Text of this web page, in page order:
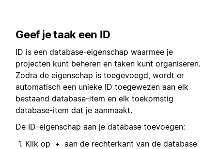
Geef je taak een ID
ID is een database-eigenschap waarmee je
projecten kunt beheren en taken kunt organiseren.
Zodra de eigenschap is toegevoegd, wordt er
automatisch een unieke ID toegewezen aan elk
bestaand database-item en elk toekomstig
database-item dat je aanmaakt.
De ID-eigenschap aan je database toevoegen:
Klik op
+
aan de rechterkant van de database